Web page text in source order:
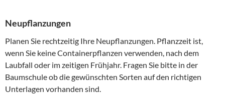
Neupflanzungen
Planen Sie rechtzeitig Ihre Neupflanzungen. Pflanzzeit ist,
wenn Sie keine Containerpflanzen verwenden, nach dem
Laubfall oder im zeitigen Frühjahr. Fragen Sie bitte in der
Baumschule ob die gewünschten Sorten auf den richtigen
Unterlagen vorhanden sind.